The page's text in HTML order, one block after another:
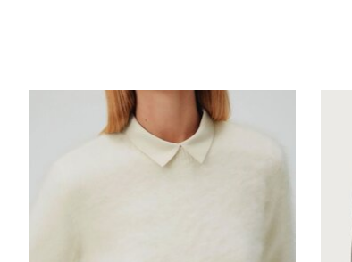
Items van productcarrousel